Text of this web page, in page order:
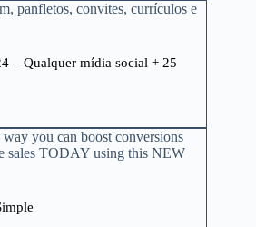
– Qualquer mídia social + 25